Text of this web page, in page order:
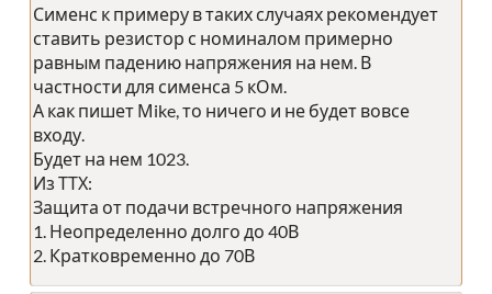
Сименс к примеру в таких случаях рекомендует
ставить резистор с номиналом примерно
равным падению напряжения на нем. В
частности для сименса 5 кОм.
А как пишет Мike, то ничего и не будет вовсе
входу.
Будет на нем 1023.
Из ТТХ:
Защита от подачи встречного напряжения
1. Неопределенно долго до 40В
2. Кратковременно до 70В